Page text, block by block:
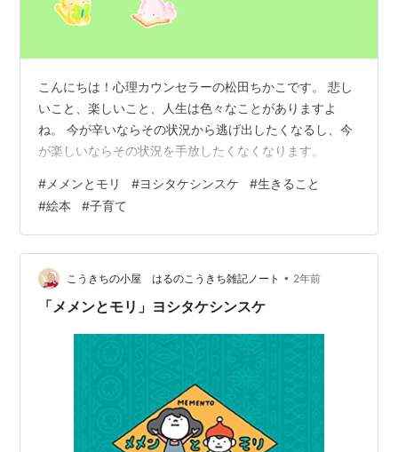
こんにちは！心理カウンセラーの松田ちかこです。 悲し
いこと、楽しいこと、人生は色々なことがありますよ
ね。 今が辛いならその状況から逃げ出したくなるし、今
が楽しいならその状況を手放したくなくなります。
# メメンとモリ #ヨシタケシンスケ #生きること
#絵本 #子育て
こうきちの小屋 はるのこうきち雑記ノート • 2年前
「メメンとモリ」ヨシタケシンスケ